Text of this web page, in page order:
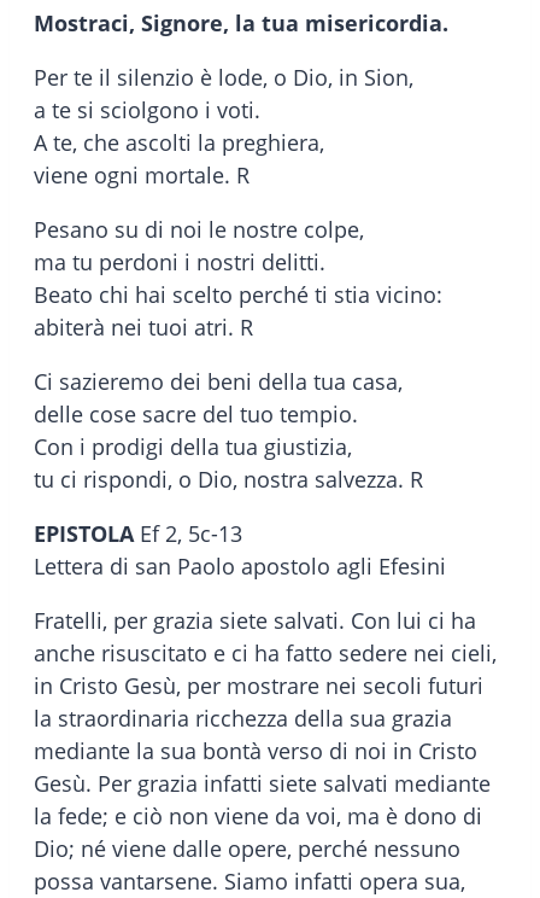
Mostraci, Signore, la tua misericordia.
Per te il silenzio è lode, o Dio, in Sion,
a te si sciolgono i voti.
A te, che ascolti la preghiera,
viene ogni mortale. R
Pesano su di noi le nostre colpe,
ma tu perdoni i nostri delitti.
Beato chi hai scelto perché ti stia vicino:
abiterà nei tuoi atri. R
Ci sazieremo dei beni della tua casa,
delle cose sacre del tuo tempio.
Con i prodigi della tua giustizia,
tu ci rispondi, o Dio, nostra salvezza. R
EPISTOLAEf 2, 5c-13
Lettera di san Paolo apostolo agli Efesini
Fratelli, per grazia siete salvati. Con lui ci ha
anche risuscitato e ci ha fatto sedere nei cieli,
in Cristo Gesù, per mostrare nei secoli futuri
la straordinaria ricchezza della sua grazia
mediante la sua bontà verso di noi in Cristo
Gesù. Per grazia infatti siete salvati mediante
la fede; e ciò non viene da voi, ma è dono di
Dio; né viene dalle opere, perché nessuno
possa vantarsene. Siamo infatti opera sua,